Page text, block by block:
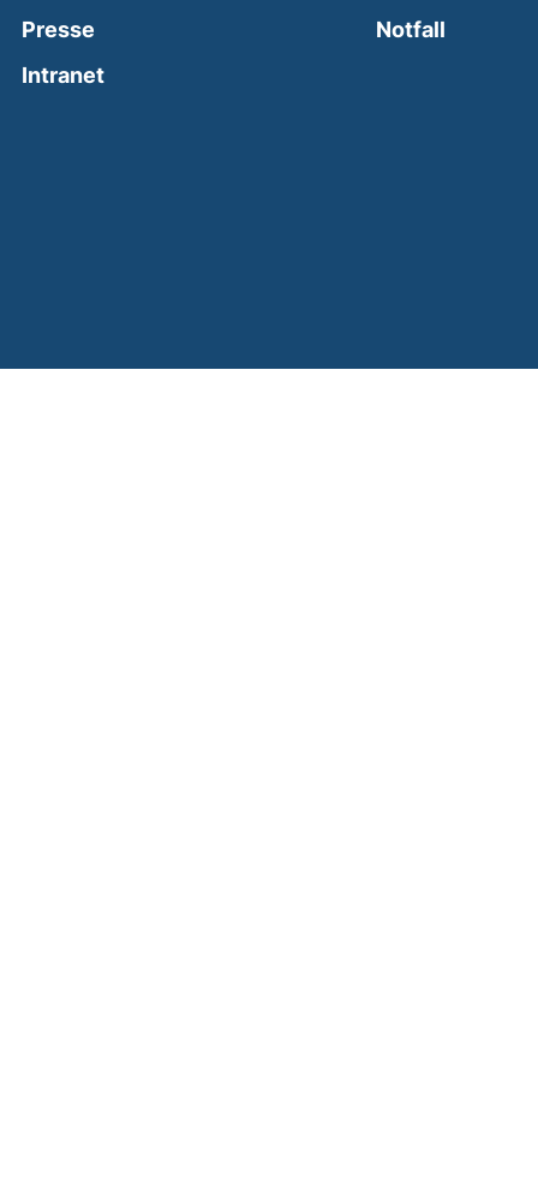
Presse
Intranet(external link, opens in a new window)
Notfall